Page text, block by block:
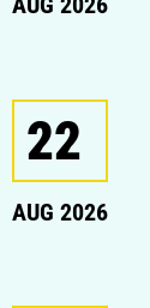
22
AUG 2026